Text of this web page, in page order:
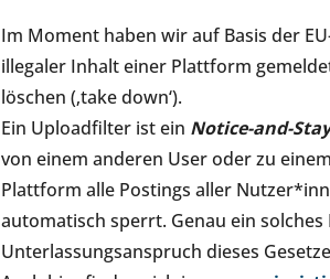
Im Moment haben wir auf Basis der
illegaler Inhalt einer Plattform
löschen (‚take down‘).
Ein Uploadfilter ist ein Notice-and-
von einem anderen User oder zu
Plattform alle Postings aller
automatisch sperrt. Genau ein
Unterlassungsanspruch dieses